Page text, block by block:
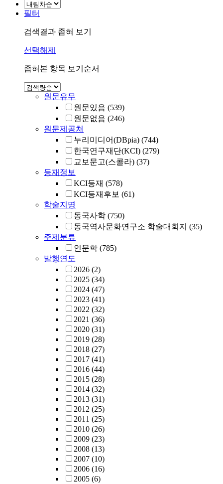
필터
검색결과 좁혀 보기
선택해제
좁혀본 항목 보기순서
원문유무
원문있음 (539)
원문없음 (246)
원문제공처
누리미디어(DBpia) (744)
한국연구재단(KCI) (279)
교보문고(스콜라) (37)
등재정보
KCI등재 (578)
KCI등재후보 (61)
학술지명
동국사학 (750)
동국역사문화연구소 학술대회지 (35)
주제분류
인문학 (785)
발행연도
2026 (2)
2025 (34)
2024 (47)
2023 (41)
2022 (32)
2021 (36)
2020 (31)
2019 (28)
2018 (27)
2017 (41)
2016 (44)
2015 (28)
2014 (32)
2013 (31)
2012 (25)
2011 (25)
2010 (26)
2009 (23)
2008 (13)
2007 (10)
2006 (16)
2005 (6)